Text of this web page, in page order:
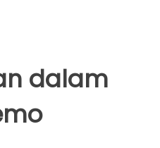
dalam